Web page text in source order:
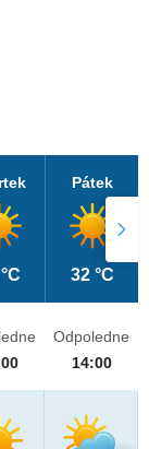
Pátek
32 °C
Odpoledne
14:00